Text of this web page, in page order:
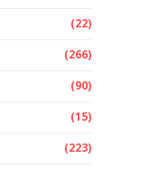
(22)
(266)
(90)
(15)
(223)